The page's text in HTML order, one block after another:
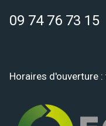
09 74 76 73 15
Horaires d'ouverture